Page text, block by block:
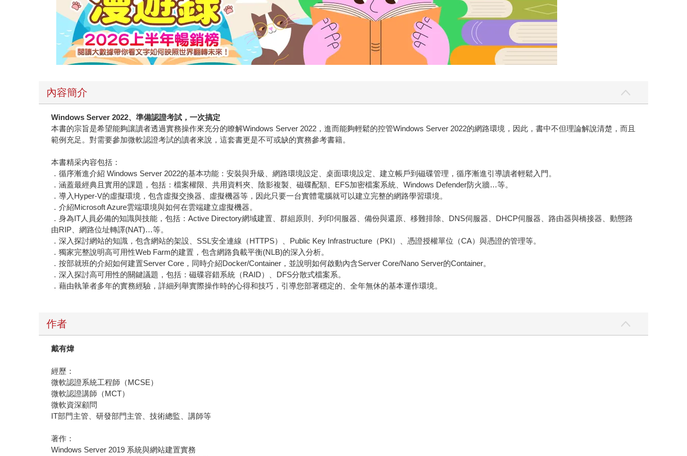
內容簡介
Windows Server 2022、準備認證考試，一次搞定
本書的宗旨是希望能夠讓讀者透過實務操作來充分的瞭解Windows Server 2022，進而能夠輕鬆的控管Windows Server 2022的網路環境，因此，書中不但理論解說清楚，而且
範例充足。對需要參加微軟認證考試的讀者來說，這套書更是不可或缺的實務參考書籍。
本書精采內容包括：
．循序漸進介紹 Windows Server 2022的基本功能：安裝與升級、網路環境設定、桌面環境設定、建立帳戶到磁碟管理，循序漸進引導讀者輕鬆入門。
．涵蓋最經典且實用的課題，包括：檔案權限、共用資料夾、陰影複製、磁碟配額、EFS加密檔案系統、Windows Defender防火牆…等。
．導入Hyper-V的虛擬環境，包含虛擬交換器、虛擬機器等，因此只要一台實體電腦就可以建立完整的網路學習環境。
．介紹Microsoft Azure雲端環境與如何在雲端建立虛擬機器。
．身為IT人員必備的知識與技能，包括：Active Directory網域建置、群組原則、列印伺服器、備份與還原、移難排除、DNS伺服器、DHCP伺服器、路由器與橋接器、動態路
由RIP、網路位址轉譯(NAT)…等。
．深入探討網站的知識，包含網站的架設、SSL安全連線（HTTPS）、Public Key Infrastructure（PKI）、憑證授權單位（CA）與憑證的管理等。
．獨家完整說明高可用性Web Farm的建置，包含網路負載平衡(NLB)的深入分析。
．按部就班的介紹如何建置Server Core，同時介紹Docker/Container，並說明如何啟動內含Server Core/Nano Server的Container。
．深入探討高可用性的關鍵議題，包括：磁碟容錯系統（RAID）、DFS分散式檔案系。
．藉由執筆者多年的實務經驗，詳細列舉實際操作時的心得和技巧，引導您部署穩定的、全年無休的基本運作環境。
作者
戴有煒
經歷：
微軟認證系統工程師（MCSE）
微軟認證講師（MCT）
微軟資深顧問
IT部門主管、研發部門主管、技術總監、講師等
著作：
Windows Server 2019 系統與網站建置實務